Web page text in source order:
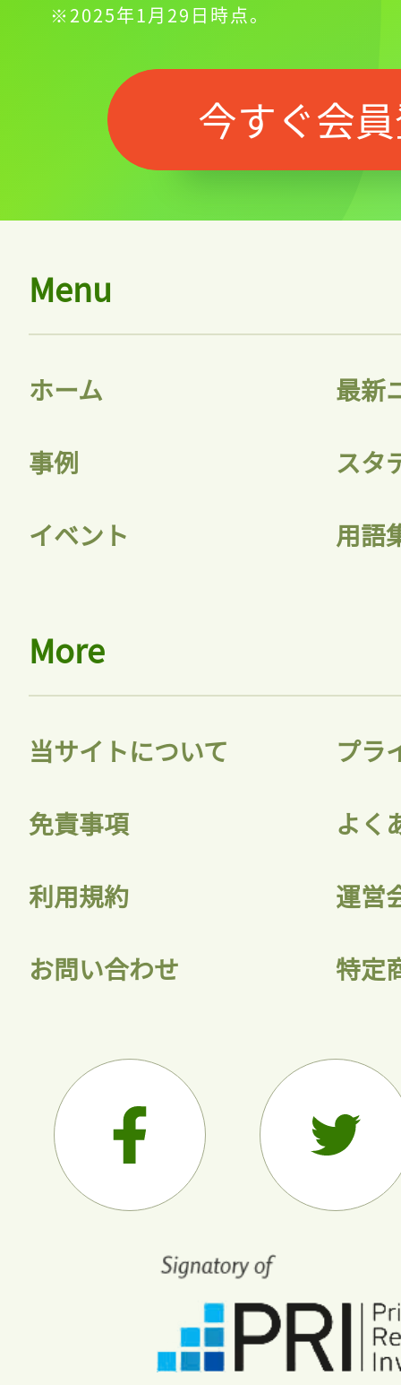
※2025年1月29日時点。
今すぐ会
Menu
ホーム 最新
事例 スタ
イベント 用語
More
当サイトについて プラ
免責事項 よく
利用規約 運営
お問い合わせ 特定